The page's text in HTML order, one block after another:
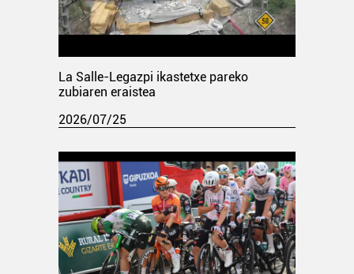
La Salle-Legazpi ikastetxe pareko
zubiaren eraistea
2026/07/25